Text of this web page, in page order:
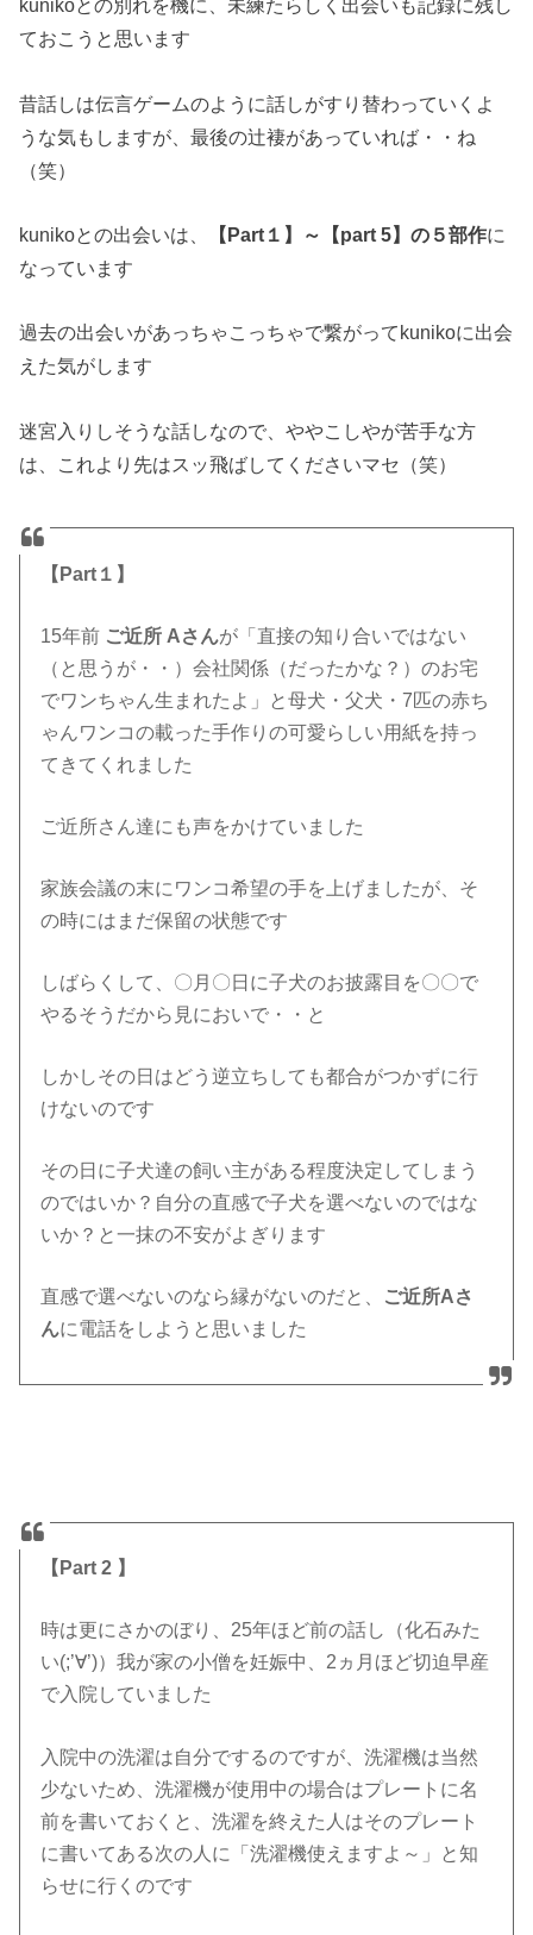
kunikoとの別れを機に、未練たらしく出会いも記録に残し
ておこうと思います
昔話しは伝言ゲームのように話しがすり替わっていくよ
うな気もしますが、最後の辻褄があっていれば・・ね
（笑）
kunikoとの出会いは、 【Part１】～【part 5】の５部作に
なっています
過去の出会いがあっちゃこっちゃで繋がってkunikoに出会
えた気がします
迷宮入りしそうな話しなので、ややこしやが苦手な方
は、これより先はスッ飛ばしてくださいマセ（笑）
【Part１】
15年前 ご近所 Aさんが「直接の知り合いではない
（と思うが・・）会社関係（だったかな？）のお宅
でワンちゃん生まれたよ」と母犬・父犬・7匹の赤ち
ゃんワンコの載った手作りの可愛らしい用紙を持っ
てきてくれました
ご近所さん達にも声をかけていました
家族会議の末にワンコ希望の手を上げましたが、そ
の時にはまだ保留の状態です
しばらくして、〇月〇日に子犬のお披露目を〇〇で
やるそうだから見においで・・と
しかしその日はどう逆立ちしても都合がつかずに行
けないのです
その日に子犬達の飼い主がある程度決定してしまう
のではいか？自分の直感で子犬を選べないのではな
いか？と一抹の不安がよぎります
直感で選べないのなら縁がないのだと、
ご近所Aさ
んに電話をしようと思いました
【Part 2 】
時は更にさかのぼり、25年ほど前の話し（化石みた
い(;’∀’)）我が家の小僧を妊娠中、2ヵ月ほど切迫早産
で入院していました
入院中の洗濯は自分でするのですが、洗濯機は当然
少ないため、洗濯機が使用中の場合はプレートに名
前を書いておくと、洗濯を終えた人はそのプレート
に書いてある次の人に「洗濯機使えますよ～」と知
らせに行くのです